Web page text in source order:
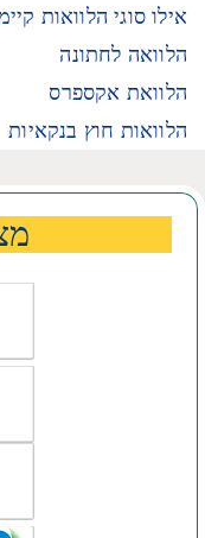
אילו סוגי הלוואות
הלוואה לחתונה
הלוואת אקספרס
הלוואות חוץ בנקאיות